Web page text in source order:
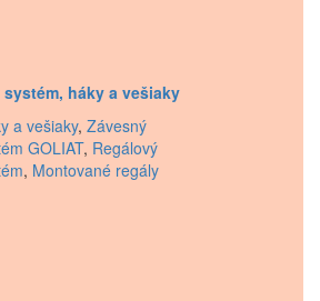
systém, háky a vešiaky
a vešiaky, Závesný
GOLIAT, Regálový
, Montované regály